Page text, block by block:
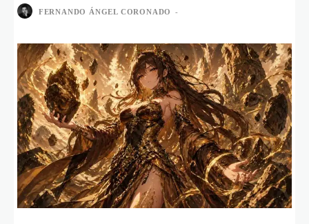
FERNANDO ÁNGEL CORONADO -